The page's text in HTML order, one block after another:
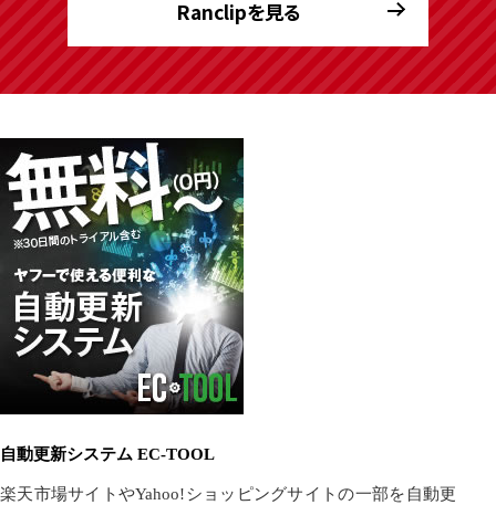
Ranclipを見る
自動更新システム EC-TOOL
楽天市場サイトやYahoo!ショッピングサイトの一部を自動更